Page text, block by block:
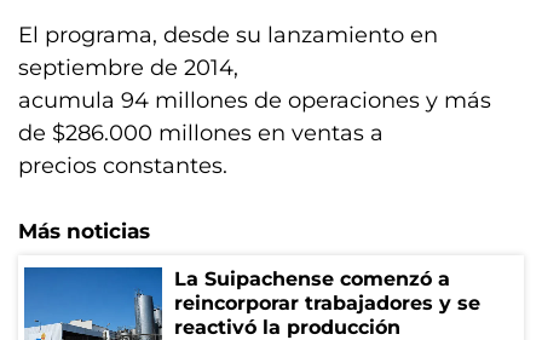
El programa, desde su lanzamiento en
septiembre de 2014,
acumula 94 millones de operaciones y más
de $286.000 millones en ventas a
precios constantes.
Más noticias
La Suipachense comenzó a
reincorporar trabajadores y se
reactivó la producción